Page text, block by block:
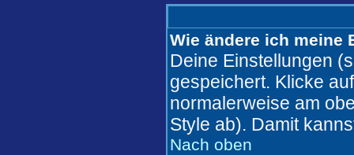
Wie ändere ich meine
Deine Einstellungen
gespeichert. Klicke
normalerweise am
Style ab). Damit
Nach oben